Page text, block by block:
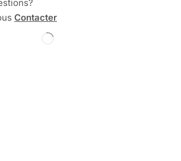
Contacter